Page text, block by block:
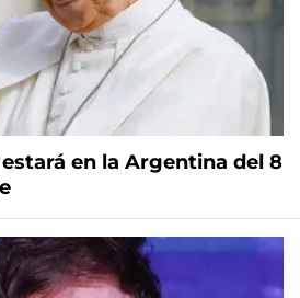
en la Argentina del 8